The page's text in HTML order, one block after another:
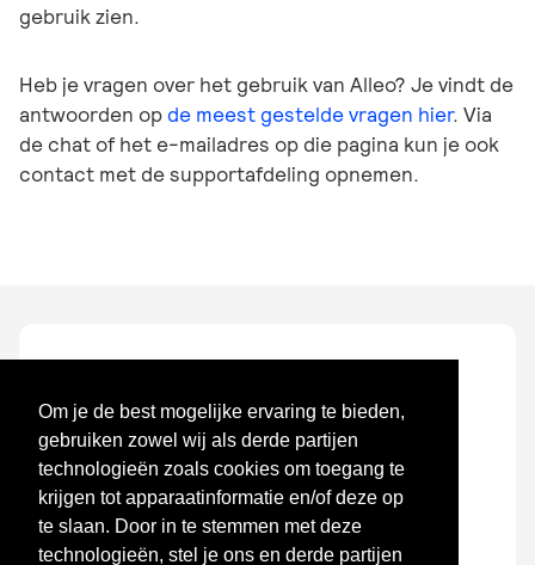
Om je de best mogelijke ervaring te bieden,
gebruiken zowel wij als derde partijen
technologieën zoals cookies om toegang te
krijgen tot apparaatinformatie en/of deze op
te slaan. Door in te stemmen met deze
technologieën, stel je ons en derde partijen
gebruik zien.
Heb je vragen over het gebruik van Alleo? Je vindt de
antwoorden op de meest gestelde vragen hier. Via
de chat of het e-mailadres op die pagina kun je ook
contact met de supportafdeling opnemen.
Benefits voor je
werknemers regel en
manage je met Alleo!